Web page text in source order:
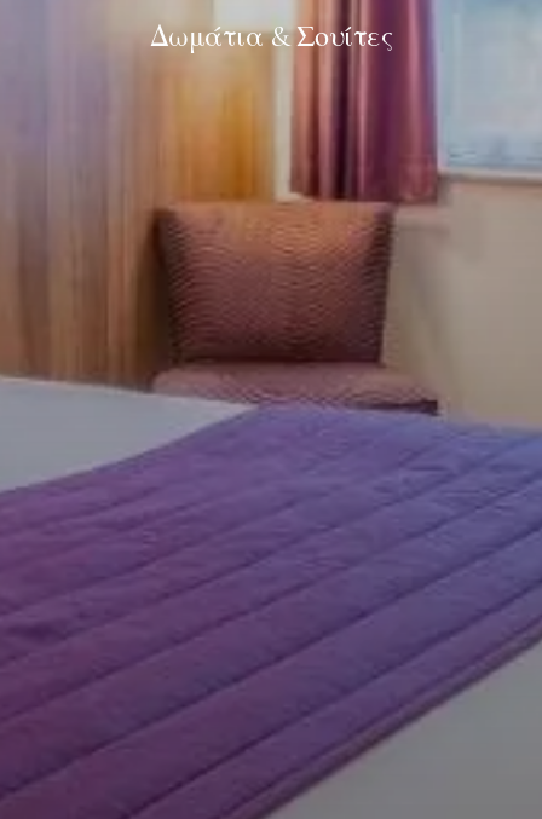
Δωμάτια & Σουίτες